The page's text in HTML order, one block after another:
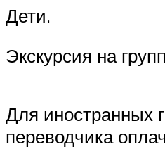
Дети.
Экскурсия на
Для иностранных
переводчика